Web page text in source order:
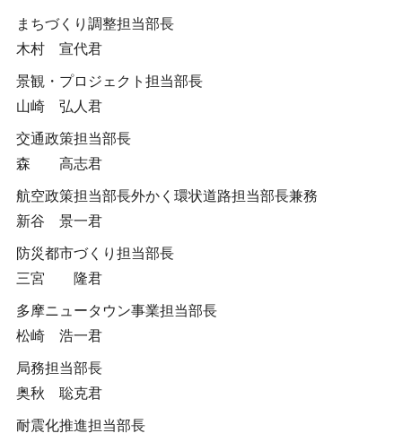
まちづくり調整担当部長
木村 宣代君
景観・プロジェクト担当部長
山崎 弘人君
交通政策担当部長
森 高志君
航空政策担当部長外かく環状道路担当部長兼務
新谷 景一君
防災都市づくり担当部長
三宮 隆君
多摩ニュータウン事業担当部長
松崎 浩一君
局務担当部長
奥秋 聡克君
耐震化推進担当部長